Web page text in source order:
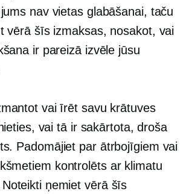
nav vietas glabāšanai, taču
vērā šīs izmaksas, nosakot, vai
ir pareizā izvēle jūsu
vai īrēt savu krātuves
vai tā ir sakārtota, droša
Padomājiet par ātrbojīgiem vai
kontrolēts ar klimatu
ņemiet vērā šīs